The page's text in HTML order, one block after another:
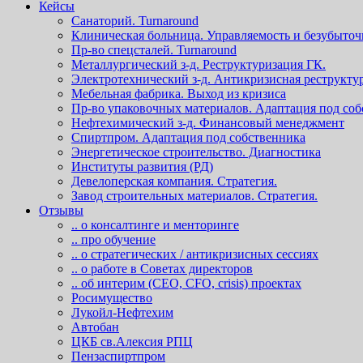
Кейсы
Санаторий. Turnaround
Клиническая больница. Управляемость и
Пр-во спецсталей. Turnaround
Металлургический з-д. Реструктуризация ГК.
Электротехнический з-д. Антикризисная
Мебельная фабрика. Выход из кризиса
Пр-во упаковочных материалов. Адаптация под
Нефтехимический з-д. Финансовый менеджмент
Спиртпром. Адаптация под собственника
Энергетическое строительство. Диагностика
Институты развития (РД)
Девелоперская компания. Стратегия.
Завод строительных материалов. Стратегия.
Отзывы
.. о консалтинге и менторинге
.. про обучение
.. о стратегических / антикризисных сессиях
.. о работе в Советах директоров
.. об интерим (СЕО, СFO, сrisis) проектах
Росимущество
Лукойл-Нефтехим
Автобан
ЦКБ св.Алексия РПЦ
Пензаспиртпром